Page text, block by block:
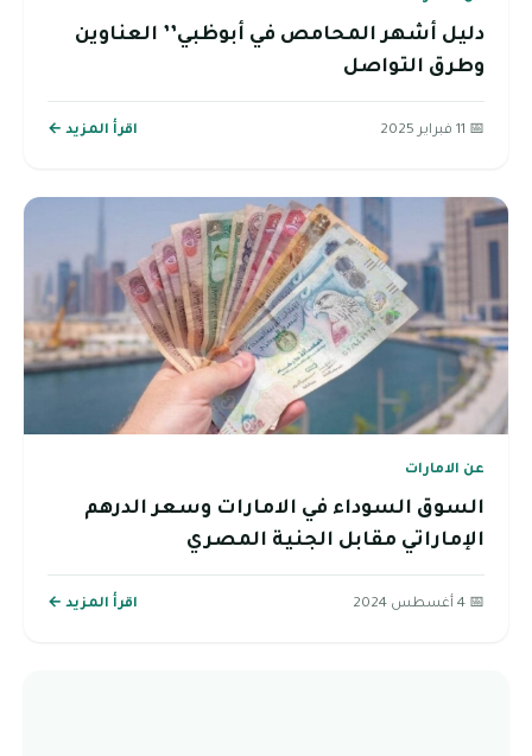
دليل أشهر المحامص في أبوظبي’’ العناوين
وطرق التواصل
📅 11 فبراير 2025 اقرأ المزيد ←
عن الامارات
السوق السوداء في الامارات وسعر الدرهم
الإماراتي مقابل الجنية المصري
📅 4 أغسطس 2024 اقرأ المزيد ←